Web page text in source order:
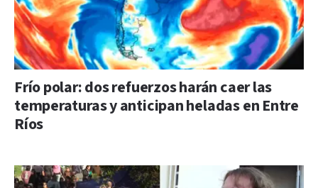
Frío polar: dos refuerzos harán caer las
temperaturas y anticipan heladas en Entre
Ríos